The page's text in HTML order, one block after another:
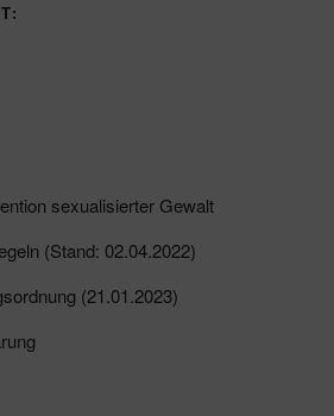
sexualisierter Gewalt
(Stand: 02.04.2022)
(21.01.2023)